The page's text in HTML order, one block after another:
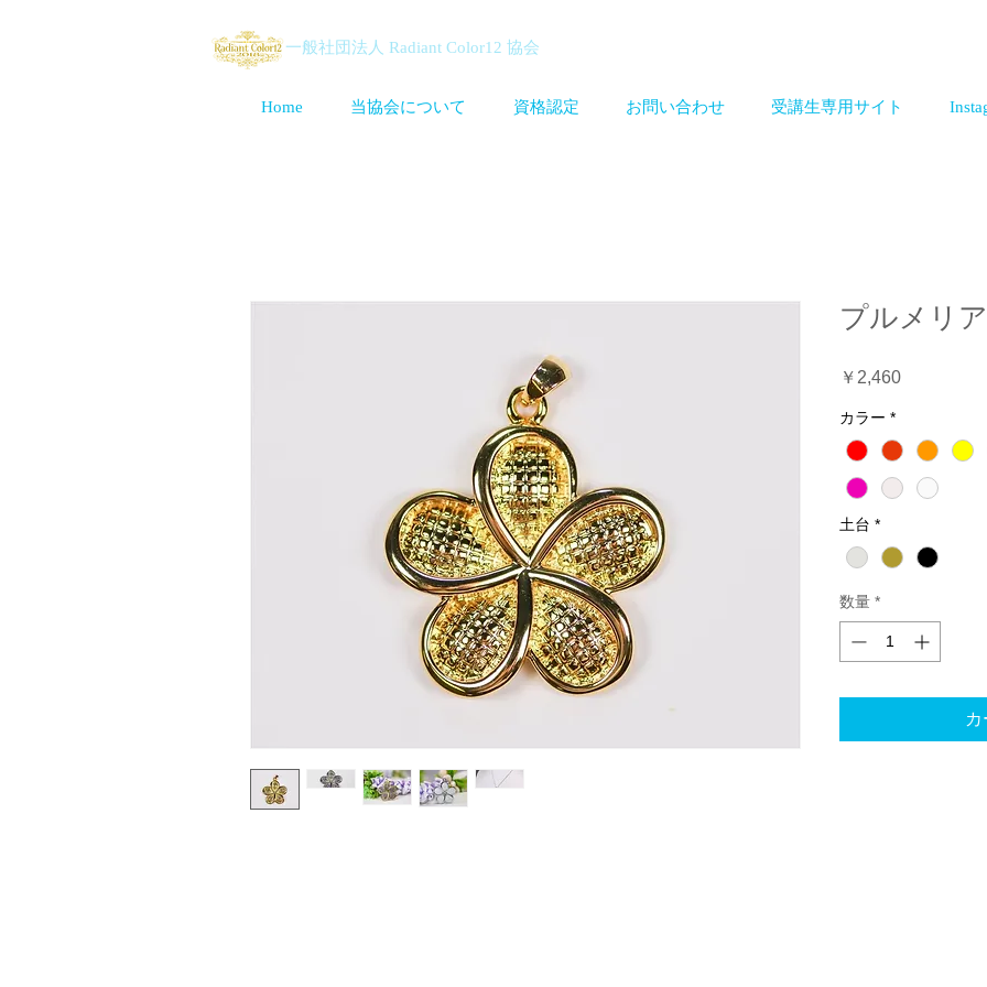
Home 当協会について 資格認定 お問い合わせ 受講生専用サイト
一般社団法人 Radiant Color12 協会
プルメリ
￥2,460価
カラー *
土台 *
数量 *